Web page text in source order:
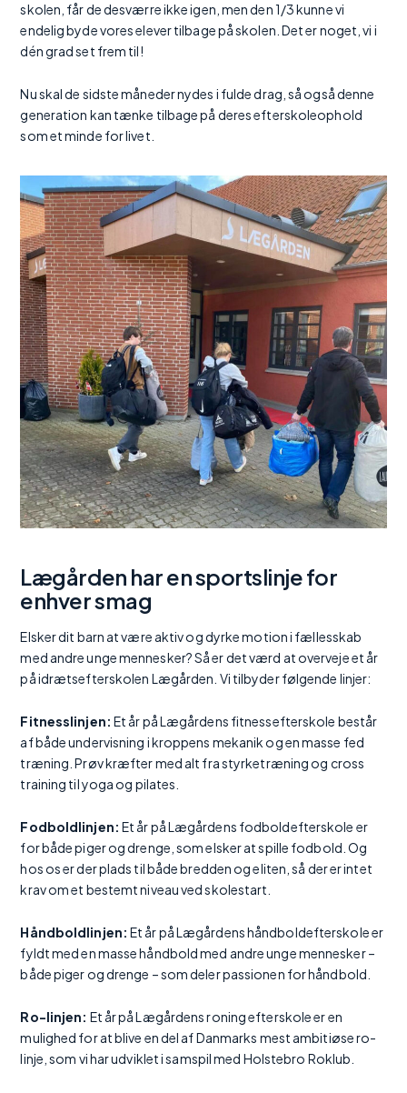
skolen, får de desværre ikke igen, men den 1/3 kunne vi
endelig byde vores elever tilbage på skolen. Det er noget, vi i
dén grad set frem til!
Nu skal de sidste måneder nydes i fulde drag, så også denne
generation kan tænke tilbage på deres efterskoleophold
som et minde for livet.
Lægården har en sportslinje for
enhver smag
Elsker dit barn at være aktiv og dyrke motion i fællesskab
med andre unge mennesker? Så er det værd at overveje et år
på idrætsefterskolen Lægården. Vi tilbyder følgende linjer:
Fitnesslinjen: Et år på Lægårdens fitnessefterskole består
af både undervisning i kroppens mekanik og en masse fed
træning. Prøv kræfter med alt fra styrketræning og cross
training til yoga og pilates.
Fodboldlinjen: Et år på Lægårdens fodboldefterskole er
for både piger og drenge, som elsker at spille fodbold. Og
hos os er der plads til både bredden og eliten, så der er intet
krav om et bestemt niveau ved skolestart.
Håndboldlinjen: Et år på Lægårdens håndboldefterskole er
fyldt med en masse håndbold med andre unge mennesker –
både piger og drenge – som deler passionen for håndbold.
Ro-linjen: Et år på Lægårdens roning efterskole er en
mulighed for at blive en del af Danmarks mest ambitiøse ro-
linje, som vi har udviklet i samspil med Holstebro Roklub.